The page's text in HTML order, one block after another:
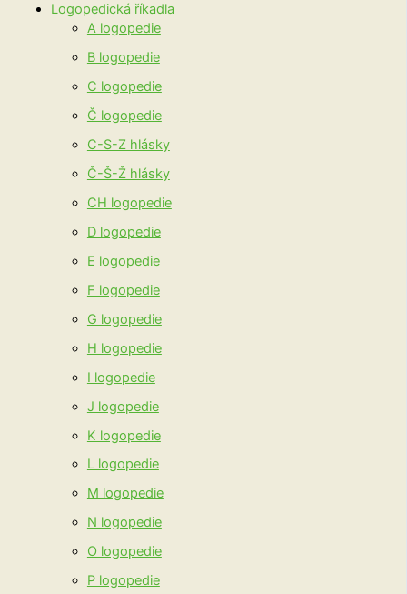
Logopedická říkadla
A logopedie
B logopedie
C logopedie
Č logopedie
C-S-Z hlásky
Č-Š-Ž hlásky
CH logopedie
D logopedie
E logopedie
F logopedie
G logopedie
H logopedie
I logopedie
J logopedie
K logopedie
L logopedie
M logopedie
N logopedie
O logopedie
P logopedie